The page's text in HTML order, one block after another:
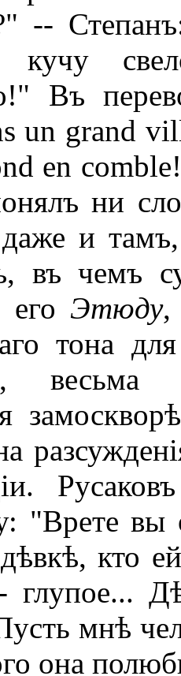
--
Въ
un grand
en
ни
и
въ чемъ
его Этюду,
тона
"Врете вы
кто
глупое...
мнѣ
она